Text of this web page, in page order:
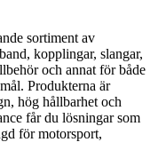
sortiment av
kopplingar, slangar,
och annat för både
Produkterna är
hög hållbarhet och
får du lösningar som
för motorsport,